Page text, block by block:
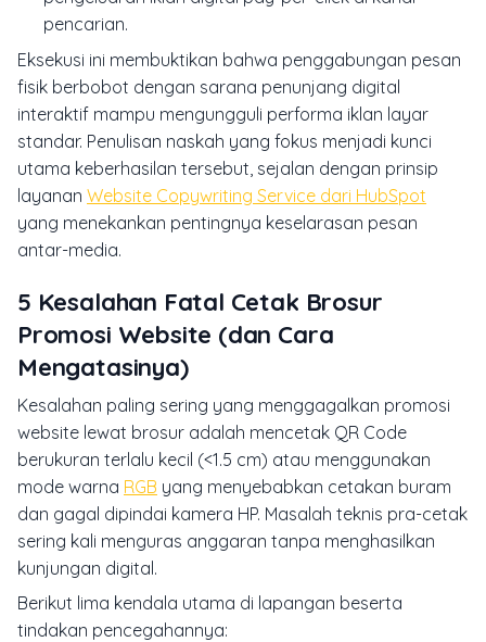
pencarian.
Eksekusi ini membuktikan bahwa penggabungan pesan
fisik berbobot dengan sarana penunjang digital
interaktif mampu mengungguli performa iklan layar
standar. Penulisan naskah yang fokus menjadi kunci
utama keberhasilan tersebut, sejalan dengan prinsip
layanan Website Copywriting Service dari HubSpot
yang menekankan pentingnya keselarasan pesan
antar-media.
5 Kesalahan Fatal Cetak Brosur
Promosi Website (dan Cara
Mengatasinya)
Kesalahan paling sering yang menggagalkan promosi
website lewat brosur adalah mencetak QR Code
berukuran terlalu kecil (<1.5 cm) atau menggunakan
mode warna RGB yang menyebabkan cetakan buram
dan gagal dipindai kamera HP. Masalah teknis pra-cetak
sering kali menguras anggaran tanpa menghasilkan
kunjungan digital.
Berikut lima kendala utama di lapangan beserta
tindakan pencegahannya: